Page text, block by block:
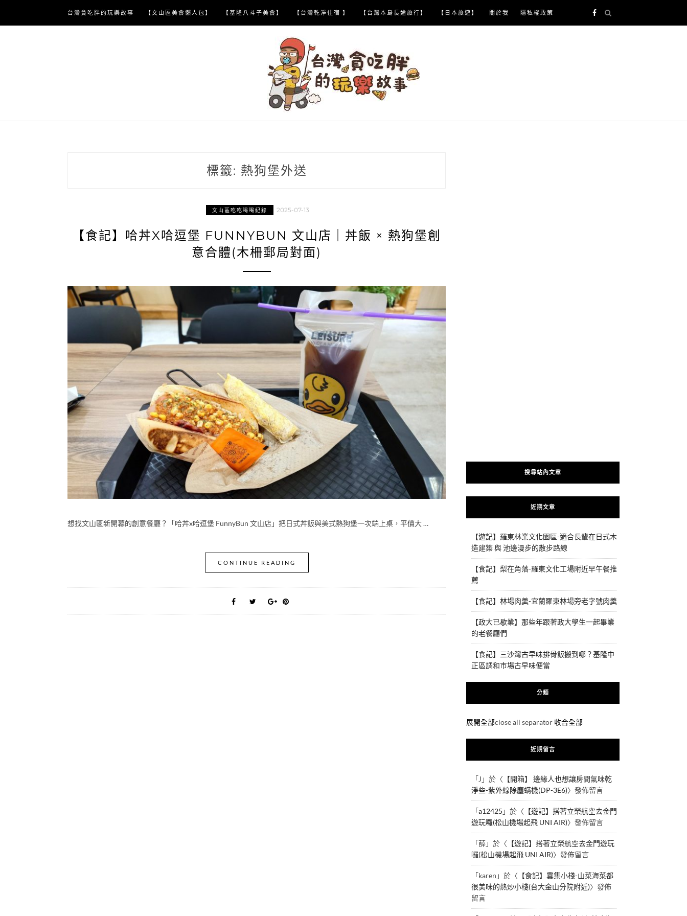
content
台灣貪吃胖的玩樂故事 【文山區美食懶人包】 【基隆八斗子美食】 【台灣乾淨住宿 】 【台灣本島長途旅行】 【日本旅遊】 關於我 隱私權政策
標籤: 熱狗堡外送
文山區吃吃喝喝紀錄 2025-07-13
【食記】哈丼X哈逗堡 FUNNYBUN 文山店｜丼飯 × 熱狗堡創
意合體(木柵郵局對面)
想找文山區新開幕的創意餐廳？「哈丼x哈逗堡 FunnyBun 文山店」把日式丼飯與美式熱狗堡一次端上桌，平價大 …
CONTINUE READING
搜尋站內文章
近期文章
【遊記】羅東林業文化園區-適合長輩在日式木
造建築 與 池邊漫步的散步路線
【食記】梨在角落-羅東文化工場附近早午餐推
薦
【食記】林場肉羹-宜蘭羅東林場旁老字號肉羹
【政大已歇業】那些年跟著政大學生一起畢業
的老餐廳們
【食記】三沙灣古早味排骨飯搬到哪？基隆中
正區調和市場古早味便當
分類
展開全部close all separator 收合全部
近期留言
「J 」於〈 【開箱】 邊緣人也想讓房間氣味乾
淨些-紫外線除塵螨機(DP-3E6)〉發佈留言
「a12425 」於〈 【遊記】搭著立榮航空去金門
遊玩囉(松山機場起飛 UNI AIR)〉發佈留言
「薛」於〈 【遊記】搭著立榮航空去金門遊玩
囉(松山機場起飛 UNI AIR)〉發佈留言
「karen 」於〈 【食記】雲集小棧-山菜海菜都
很美味的熱炒小棧(台大金山分院附近)〉發佈
留言